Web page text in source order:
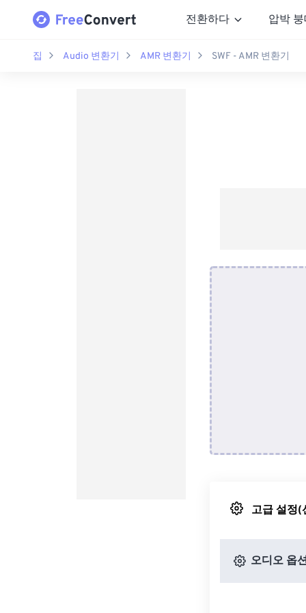
전환하다 압박
집 Audio 변환기 AMR 변환기 SWF - AMR 변환기
고급 설정(
오디오 옵